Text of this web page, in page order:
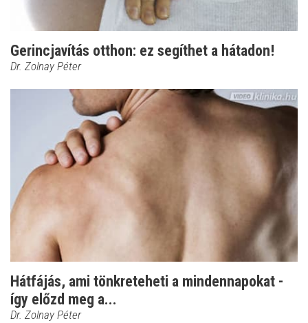
Gerincjavítás otthon: ez segíthet a hátadon!
Dr. Zolnay Péter
Hátfájás, ami tönkreteheti a mindennapokat -
így előzd meg a...
Dr. Zolnay Péter